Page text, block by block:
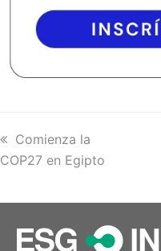
previous
post:
Comienza la
COP27 en Egipto